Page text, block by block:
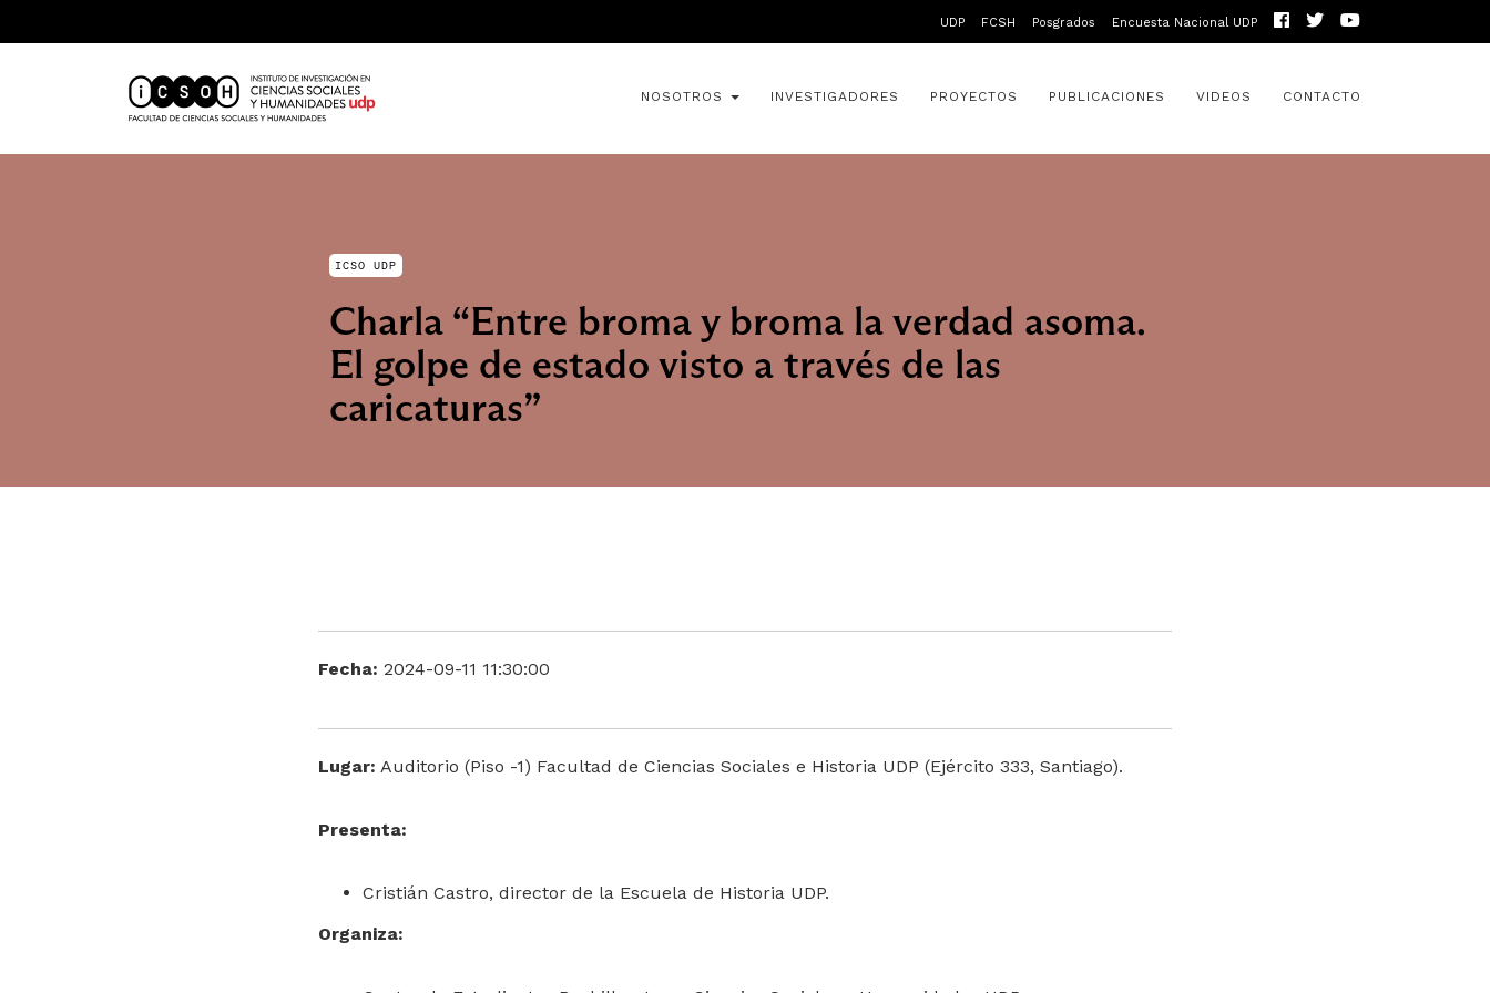
UDP FCSH Posgrados Encuesta Nacional UDP
NOSOTROS INVESTIGADORES PROYECTOS PUBLICACIONES VIDEOS CONTACTO
ICSO UDP
Charla “Entre broma y broma la verdad asoma.
El golpe de estado visto a través de las
caricaturas”
Fecha: 2024-09-11 11:30:00
Lugar: Auditorio (Piso -1) Facultad de Ciencias Sociales e Historia UDP (Ejército 333, Santiago).
Presenta:
Cristián Castro, director de la Escuela de Historia UDP.
Organiza: